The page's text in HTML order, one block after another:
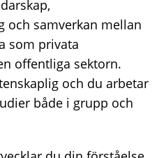
och samverkan mellan
som privata
offentliga sektorn.
och du arbetar
både i grupp och